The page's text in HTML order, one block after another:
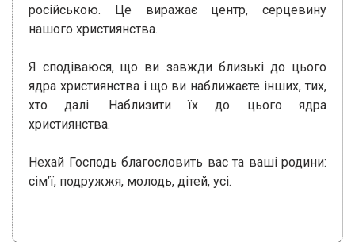
російською. Це виражає центр, серцевину
нашого християнства.
Я сподіваюся, що ви завжди близькі до цього
ядра християнства і що ви наближаєте інших, тих,
хто далі. Наблизити їх до цього ядра
християнства.
Нехай Господь благословить вас та ваші родини:
сім’ї, подружжя, молодь, дітей, усі.